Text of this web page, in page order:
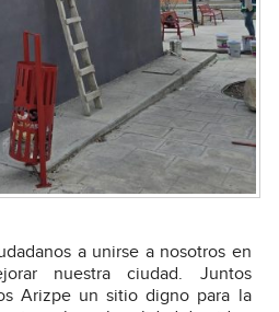
a unirse a nosotros en
nuestra ciudad. Juntos
Arizpe un sitio digno para la